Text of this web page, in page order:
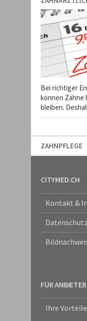
Bei richtiger
können Zähne
bleiben.
ZAHNPFLEGE
CITYMED.CH
Kontakt &
Datenschutz
FÜR ANBIETER
Ihre